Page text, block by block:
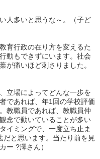
人多いと思うな～。
（子ど
育行政の在り方を変えるた
動もできずにいます。 社会
が痛いほど刺さりました。
立場によってどんな一歩を
であれば、年1回の学校評価
教職員であれば、教職員仲
念で動いていることが多い
イミングで、一度立ち止ま
だと思います。当たり前を見
ー ?澤さん）